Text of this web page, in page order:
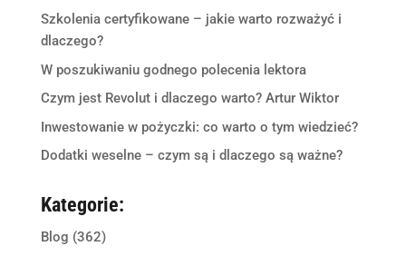
Szkolenia certyfikowane – jakie warto rozważyć i
dlaczego?
W poszukiwaniu godnego polecenia lektora
Czym jest Revolut i dlaczego warto? Artur Wiktor
Inwestowanie w pożyczki: co warto o tym wiedzieć?
Dodatki weselne – czym są i dlaczego są ważne?
Kategorie:
Blog (362)